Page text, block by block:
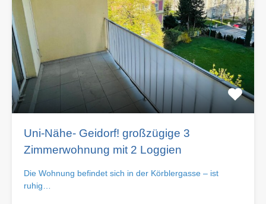
Uni-Nähe- Geidorf! großzügige 3
Zimmerwohnung mit 2 Loggien
Die Wohnung befindet sich in der Körblergasse – ist
ruhig…